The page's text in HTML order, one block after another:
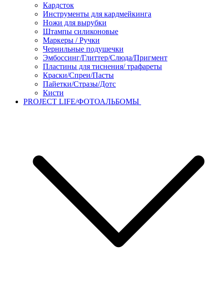
Кардсток
Инструменты для кардмейкинга
Ножи для вырубки
Штампы силиконовые
Маркеры / Ручки
Чернильные подушечки
Эмбоссинг/Глиттер/Слюда/Пригмент
Пластины для тиснения/ трафареты
Краски/Спреи/Пасты
Пайетки/Стразы/Дотс
Кисти
PROJECT LIFE/ФОТОАЛЬБОМЫ